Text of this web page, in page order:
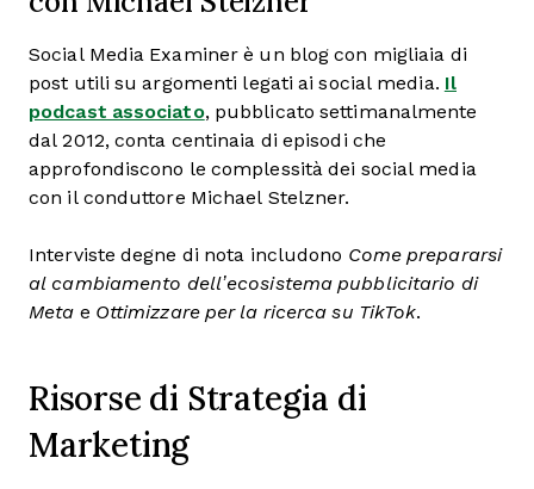
Social Media Examiner è un blog con migliaia di
post utili su argomenti legati ai social media. Il
podcast associato, pubblicato settimanalmente
dal 2012, conta centinaia di episodi che
approfondiscono le complessità dei social media
con il conduttore Michael Stelzner.
Interviste degne di nota includono Come prepararsi
al cambiamento dell’ecosistema pubblicitario di
Meta e Ottimizzare per la ricerca su TikTok.
Risorse di Strategia di
Marketing